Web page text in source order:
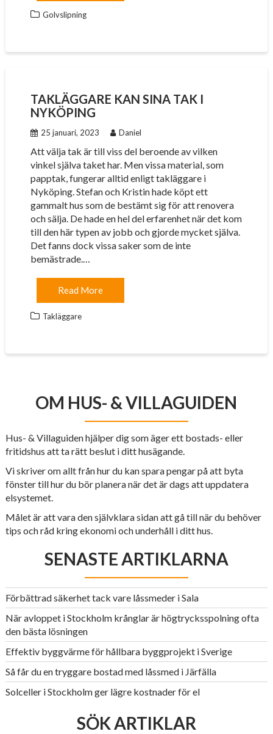
Golvslipning
TAKLÄGGARE KAN SINA TAK I
NYKÖPING
25 januari, 2023 Daniel
Att välja tak är till viss del beroende av vilken
vinkel själva taket har. Men vissa material, som
papptak, fungerar alltid enligt takläggare i
Nyköping. Stefan och Kristin hade köpt ett
gammalt hus som de bestämt sig för att renovera
och sälja. De hade en hel del erfarenhet när det kom
till den här typen av jobb och gjorde mycket själva.
Det fanns dock vissa saker som de inte
bemästrade.…
Read More
Takläggare
OM HUS- & VILLAGUIDEN
Hus- & Villaguiden hjälper dig som äger ett bostads- eller
fritidshus att ta rätt beslut i ditt husägande.
Vi skriver om allt från hur du kan spara pengar på att byta
fönster till hur du bör planera när det är dags att uppdatera
elsystemet.
Målet är att vara den självklara sidan att gå till när du behöver
tips och råd kring ekonomi och underhåll i ditt hus.
SENASTE ARTIKLARNA
Förbättrad säkerhet tack vare låssmeder i Sala
När avloppet i Stockholm krånglar är högtrycksspolning ofta
den bästa lösningen
Effektiv byggvärme för hållbara byggprojekt i Sverige
Så får du en tryggare bostad med låssmed i Järfälla
Solceller i Stockholm ger lägre kostnader för el
SÖK ARTIKLAR